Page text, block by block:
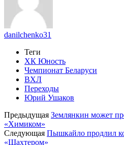
danilchenko31
Теги
ХК Юность
Чемпионат Беларуси
ВХЛ
Переходы
Юрий Ушаков
Предыдущая Землянкин может
«Химиком»
Следующая Пышкайло продлил
«Шахтером»